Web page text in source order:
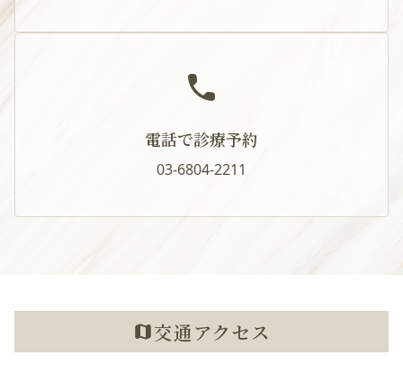
電話で診療予約
03-6804-2211
交通アクセス